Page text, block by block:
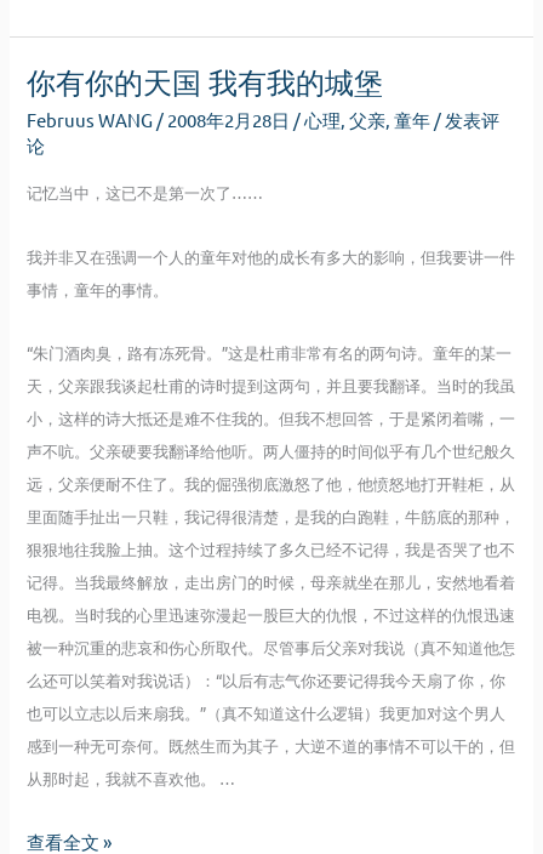
花
开
你有你的天国 我有我的城堡
Februus WANG / 2008年2月28日 /心理 ,父亲 ,童年 / 发表评
论
记忆当中，这已不是第一次了……
我并非又在强调一个人的童年对他的成长有多大的影响，但我要讲一件
事情，童年的事情。
“朱门酒肉臭，路有冻死骨。”这是杜甫非常有名的两句诗。童年的某一
天，父亲跟我谈起杜甫的诗时提到这两句，并且要我翻译。当时的我虽
小，这样的诗大抵还是难不住我的。但我不想回答，于是紧闭着嘴，一
声不吭。父亲硬要我翻译给他听。两人僵持的时间似乎有几个世纪般久
远，父亲便耐不住了。我的倔强彻底激怒了他，他愤怒地打开鞋柜，从
里面随手扯出一只鞋，我记得很清楚，是我的白跑鞋，牛筋底的那种，
狠狠地往我脸上抽。这个过程持续了多久已经不记得，我是否哭了也不
记得。当我最终解放，走出房门的时候，母亲就坐在那儿，安然地看着
电视。当时我的心里迅速弥漫起一股巨大的仇恨，不过这样的仇恨迅速
被一种沉重的悲哀和伤心所取代。尽管事后父亲对我说（真不知道他怎
么还可以笑着对我说话）：“以后有志气你还要记得我今天扇了你，你
也可以立志以后来扇我。”（真不知道这什么逻辑）我更加对这个男人
感到一种无可奈何。既然生而为其子，大逆不道的事情不可以干的，但
从那时起，我就不喜欢他。 …
你
查看全文 »